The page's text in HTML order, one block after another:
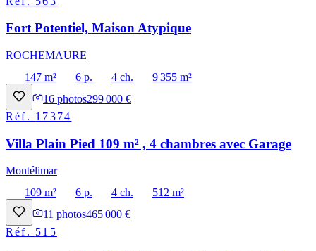
Fort Potentiel, Maison Atypique
ROCHEMAURE
147 m²
6 p. 4 ch.
9 355 m²
16 photos299 000 €
Réf. 17374
Villa Plain Pied 109 m² , 4 chambres avec Garage
Montélimar
109 m²
6 p. 4 ch.
512 m²
11 photos465 000 €
Réf. 515